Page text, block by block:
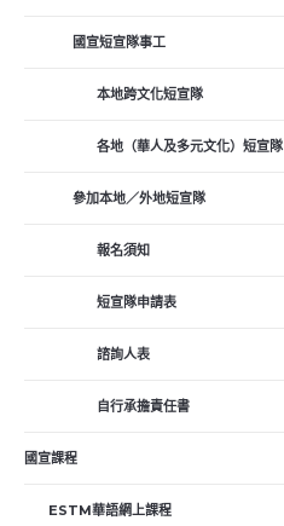
國宣短宣隊事工
本地跨文化短宣隊
各地（華人及多元文化）短宣隊
參加本地／外地短宣隊
報名須知
短宣隊申請表
諮詢人表
自行承擔責任書
國宣課程
ESTM華語網上課程